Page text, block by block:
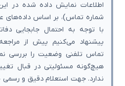
اطلاعات نمایش داده شده در
شماره تماس)، بر اساس داده‌های
با توجه به احتمال جابجایی
پیشنهاد می‌کنیم پیش از
تماس تلفنی وضعیت را بررسی
هیچ‌گونه مسئولیتی در قبال
ندارد. جهت استعلام دقیق و رسمی